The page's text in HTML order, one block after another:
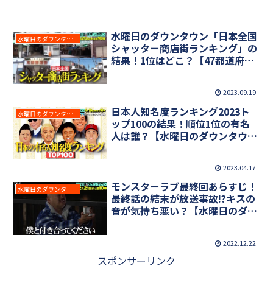
水曜日のダウンタウン
水曜日のダウンタウン「日本全国
シャッター商店街ランキング」の
結果！1位はどこ？【47都道府
2023.09.19
水曜日のダウンタウン
日本人知名度ランキング2023ト
ップ100の結果！順位1位の有名
人は誰？【水曜日のダウンタウ
2023.04.17
水曜日のダウンタウン
モンスターラブ最終回あらすじ！
最終話の結末が放送事故!?キスの
音が気持ち悪い？【水曜日のダウ
2022.12.22
スポンサーリンク